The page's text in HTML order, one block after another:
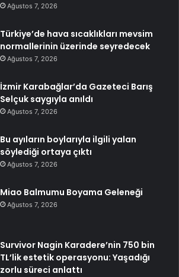
Ağustos 7, 2026
Türkiye’de hava sıcaklıkları mevsim
normallerinin üzerinde seyredecek
Ağustos 7, 2026
İzmir Karabağlar’da Gazeteci Barış
Selçuk saygıyla anıldı
Ağustos 7, 2026
Bu ayıların boylarıyla ilgili yalan
söylediği ortaya çıktı
Ağustos 7, 2026
Miao Balmumu Boyama Geleneği
Ağustos 7, 2026
Survivor Nagin Karadere’nin 750 bin
TL’lik estetik operasyonu: Yaşadığı
zorlu süreci anlattı